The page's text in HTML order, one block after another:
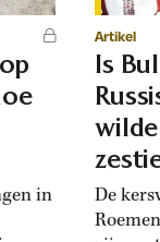
in
Artikel
Is
De